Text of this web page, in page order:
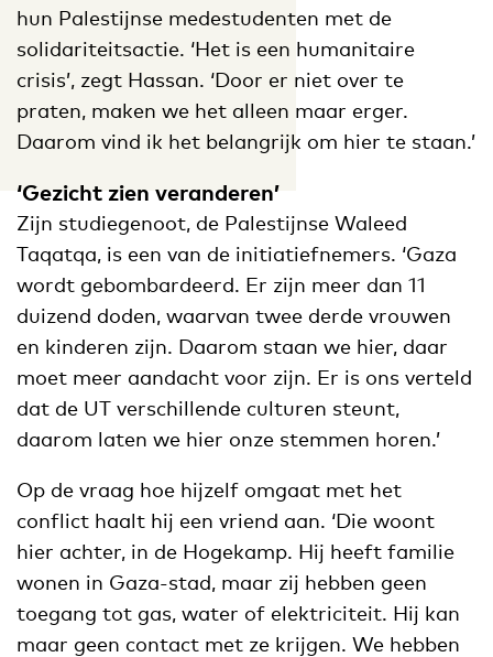
hun Palestijnse medestudenten met de
solidariteitsactie. ‘Het is een humanitaire
crisis’, zegt Hassan. ‘Door er niet over te
praten, maken we het alleen maar erger.
Daarom vind ik het belangrijk om hier te staan.’
‘Gezicht zien veranderen’
Zijn studiegenoot, de Palestijnse Waleed
Taqatqa, is een van de initiatiefnemers. ‘Gaza
wordt gebombardeerd. Er zijn meer dan 11
duizend doden, waarvan twee derde vrouwen
en kinderen zijn. Daarom staan we hier, daar
moet meer aandacht voor zijn. Er is ons verteld
dat de UT verschillende culturen steunt,
daarom laten we hier onze stemmen horen.’
Op de vraag hoe hijzelf omgaat met het
conflict haalt hij een vriend aan. ‘Die woont
hier achter, in de Hogekamp. Hij heeft familie
wonen in Gaza-stad, maar zij hebben geen
toegang tot gas, water of elektriciteit. Hij kan
maar geen contact met ze krijgen. We hebben